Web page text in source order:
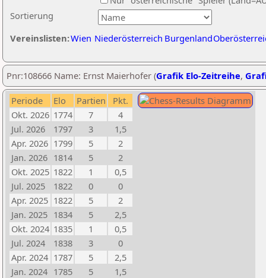
Sortierung
Vereinslisten:Wien Niederösterreich Burgenland
Pnr:108666 Name: Ernst Maierhofer (Grafik Elo-Zeitreihe,
Periode Elo Partien
Pkt.
Okt. 2026 1774 7
4
Jul. 2026
1797 3
1,5
Apr. 2026 1799 5
2
Jan. 2026 1814 5
2
Okt. 2025 1822 1
0,5
Jul. 2025
1822 0
0
Apr. 2025 1822 5
2
Jan. 2025 1834 5
2,5
Okt. 2024 1835 1
0,5
Jul. 2024
1838 3
0
Apr. 2024 1787 5
2,5
Jan. 2024 1785 5
1,5